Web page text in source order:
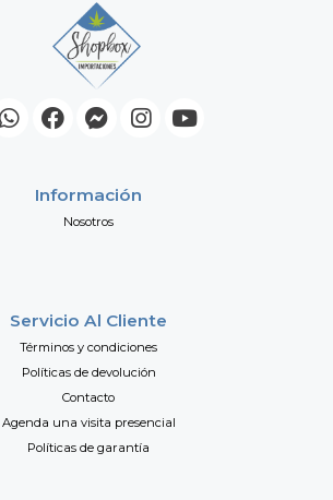
Información
Nosotros
Servicio Al Cliente
Términos y condiciones
Políticas de devolución
Contacto
Agenda una visita presencial
Políticas de garantía